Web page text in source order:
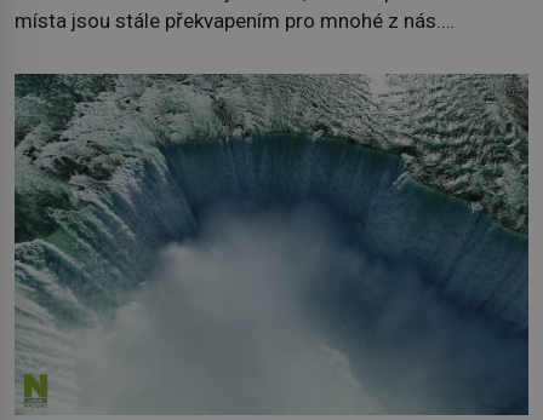
místa jsou stále překvapením pro mnohé z nás.
Albánie či úchvatná atmosféra Kypru jsou jedny z míst,
která nám mají co nabídnout a vyprávět. Uznávaná
historička Bettany Hughes, se vydala prozkoumat
pozoruhodné úkazy, o kterých jste možná doposud
neslyšeli. Hora, […]